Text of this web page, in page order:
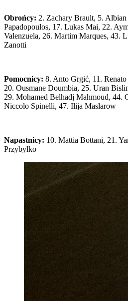
Obrońcy: 2. Zachary Brault, 5.
Papadopoulos, 17. Lukas Mai, 22.
Valenzuela, 26. Martim Marques, 43.
Zanotti
Pomocnicy: 8. Anto Grgić, 11.
20. Ousmane Doumbia, 25. Uran
29. Mohamed Belhadj Mahmoud, 44.
Niccolo Spinelli, 47. Ilija Maslarow
Napastnicy: 10. Mattia Bottani, 21.
Przybyłko